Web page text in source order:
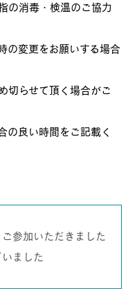
の消毒・検温のご協力
の変更をお願いする場合
切らせて頂く場合がご
の良い時間をご記載く
参加いただきました
ました